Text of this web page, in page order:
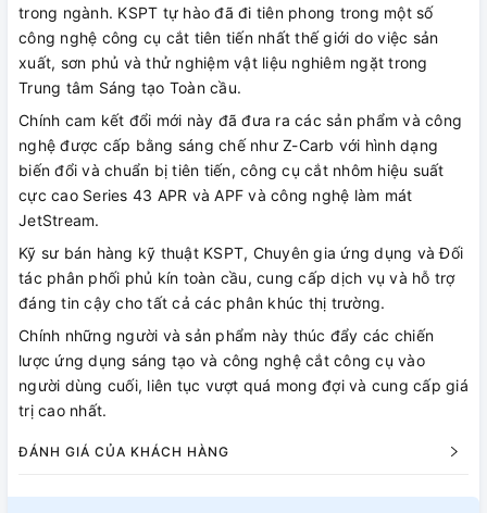
trong ngành. KSPT tự hào đã đi tiên phong trong một số
công nghệ công cụ cắt tiên tiến nhất thế giới do việc sản
xuất, sơn phủ và thử nghiệm vật liệu nghiêm ngặt trong
Trung tâm Sáng tạo Toàn cầu.
Chính cam kết đổi mới này đã đưa ra các sản phẩm và công
nghệ được cấp bằng sáng chế như Z-Carb với hình dạng
biến đổi và chuẩn bị tiên tiến, công cụ cắt nhôm hiệu suất
cực cao Series 43 APR và APF và công nghệ làm mát
JetStream.
Kỹ sư bán hàng kỹ thuật KSPT, Chuyên gia ứng dụng và Đối
tác phân phối phủ kín toàn cầu, cung cấp dịch vụ và hỗ trợ
đáng tin cậy cho tất cả các phân khúc thị trường.
Chính những người và sản phẩm này thúc đẩy các chiến
lược ứng dụng sáng tạo và công nghệ cắt công cụ vào
người dùng cuối, liên tục vượt quá mong đợi và cung cấp giá
trị cao nhất.
ĐÁNH GIÁ CỦA KHÁCH HÀNG